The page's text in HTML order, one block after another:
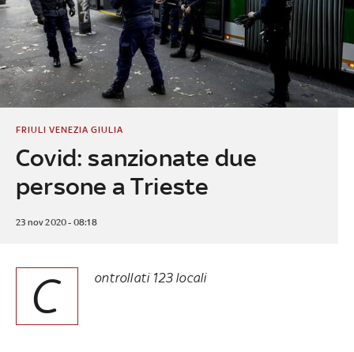
Covid: sanzionate due
persone a Trieste
FRIULI VENEZIA GIULIA
23 nov 2020 - 08:18
C ontrollati 123 locali